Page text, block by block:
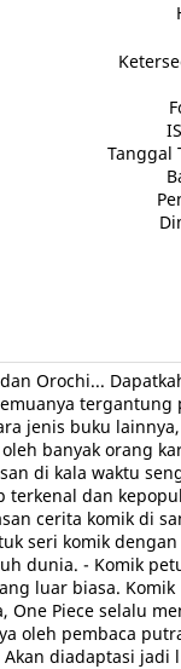
Tanggal
Orochi...
jenis buku
banyak orang
di kala waktu
terkenal dan
cerita komik di
seri komik
dunia. - Komik
luar biasa.
Piece selalu
oleh pembaca
diadaptasi jadi